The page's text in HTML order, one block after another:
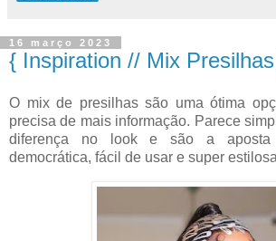
16 março 2023
{ Inspiration // Mix
O mix de presilhas são uma ótima
precisa de mais informação. Parece
diferença no look e são a aposta
democrática, fácil de usar e super